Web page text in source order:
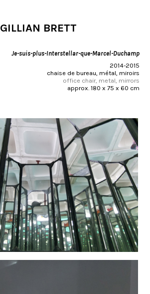
GILLIAN BRETT
Je-suis-plus-Interstellar-que-Marcel-Duchamp
2014-2015
chaise de bureau, métal, miroirs
office chair, metal, mirrors
approx. 180 x 75 x 60 cm